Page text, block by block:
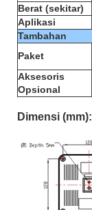
Berat (sekitar)
Aplikasi
Tambahan
Paket
Aksesoris
Opsional
Dimensi (mm):